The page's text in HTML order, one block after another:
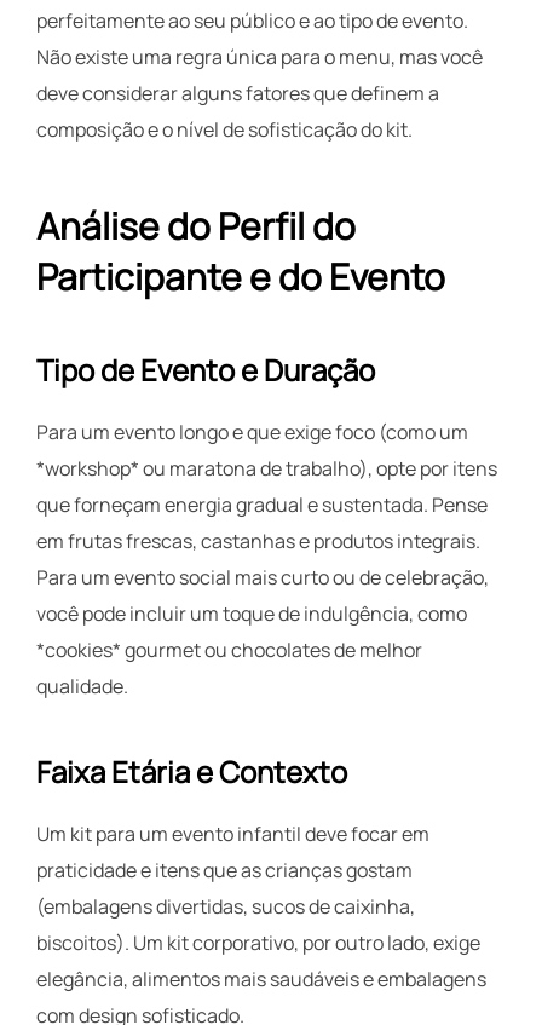
perfeitamente ao seu público e ao tipo de evento.
Não existe uma regra única para o menu, mas você
deve considerar alguns fatores que definem a
composição e o nível de sofisticação do kit.
Análise do Perfil do
Participante e do Evento
Tipo de Evento e Duração
Para um evento longo e que exige foco (como um
*workshop* ou maratona de trabalho), opte por itens
que forneçam energia gradual e sustentada. Pense
em frutas frescas, castanhas e produtos integrais.
Para um evento social mais curto ou de celebração,
você pode incluir um toque de indulgência, como
*cookies* gourmet ou chocolates de melhor
qualidade.
Faixa Etária e Contexto
Um kit para um evento infantil deve focar em
praticidade e itens que as crianças gostam
(embalagens divertidas, sucos de caixinha,
biscoitos). Um kit corporativo, por outro lado, exige
elegância, alimentos mais saudáveis e embalagens
com design sofisticado.